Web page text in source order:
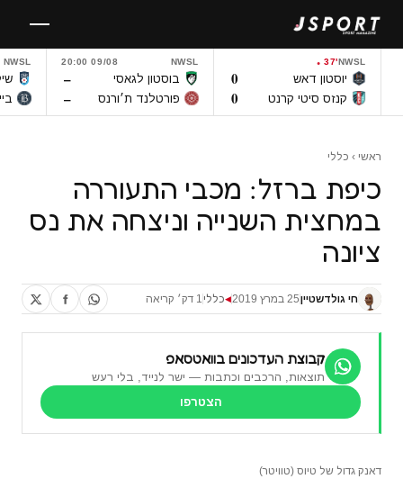
לתוכן
NWSL
37'
יוסטון דאש 0
קנזס סיטי קרנט 0
NWSL
09/08 20:00
בוסטון לגאסי –
פורטלנד ת׳ורנס –
NWSL
ביי
ראשי › כללי
כיפת ברזל: מכבי התעוררה
במחצית השנייה וניצחה את נס
ציונה
חי גולדשטיין25 במרץ 2019 ◀כללי 1 דק׳ קריאה
קבוצת העדכונים בוואטסאפ
תוצאות, הרכבים וכתבות — ישר לנייד, בלי רעש
הצטרפו
דאנק גדול של טיוס (טוויטר)